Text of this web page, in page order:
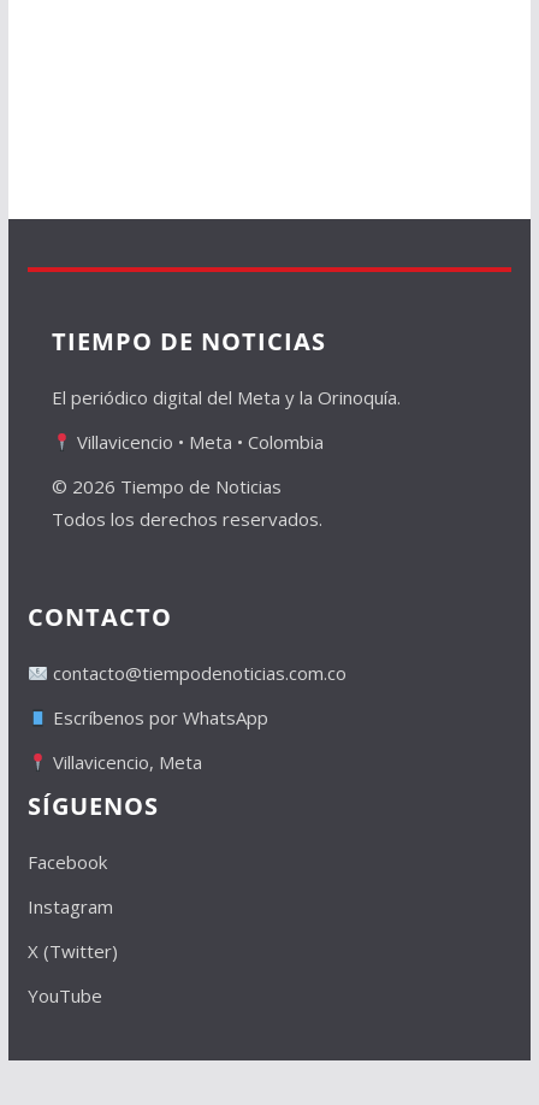
TIEMPO DE NOTICIAS
El periódico digital del Meta y la Orinoquía.
Villavicencio • Meta • Colombia
© 2026 Tiempo de Noticias
Todos los derechos reservados.
CONTACTO
contacto@tiempodenoticias.com.co
Escríbenos por WhatsApp
Villavicencio, Meta
SÍGUENOS
Facebook
Instagram
X (Twitter)
YouTube